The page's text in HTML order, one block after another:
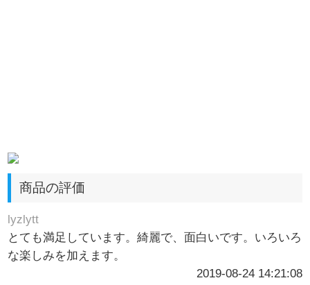
商品の評価
lyzlytt
とても満足しています。綺麗で、面白いです。いろいろ
な楽しみを加えます。
2019-08-24 14:21:08